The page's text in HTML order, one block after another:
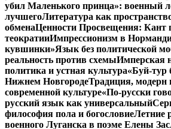
убил Маленького принца»: военный
лучшегоЛитература как
обменаЦенности Просвещения: Кант
теократииИмпрессионизм в
кувшинки»Язык без политической
реальность против схемыИмперская
политика и устная культура«Буй-тур
Нижнем НовгородеТрадиция, модерн
современной культуре«По-русски
русский язык как универсальный
философия пола и богословиеЛетние
военного Луганска в поэме Елены